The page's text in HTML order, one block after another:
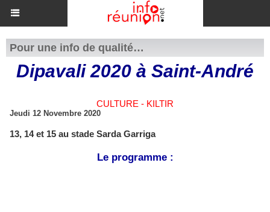
Pour une info de qualité…
Dipavali 2020 à Saint-André
CULTURE - KILTIR
Jeudi 12 Novembre 2020
13, 14 et 15 au stade Sarda Garriga
Le programme :